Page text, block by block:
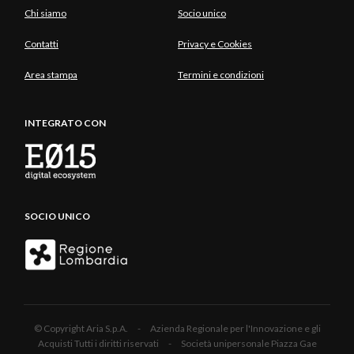
Chi siamo Socio unico
Contatti Privacy e Cookies
Area stampa Termini e condizioni
INTEGRATO CON
SOCIO UNICO
© Copyright Aria S.p.A. - Azienda Regionale per l'Innovazione e gli
Acquisti Tutti i diritti riservati - Società unipersonale Piazza Gae